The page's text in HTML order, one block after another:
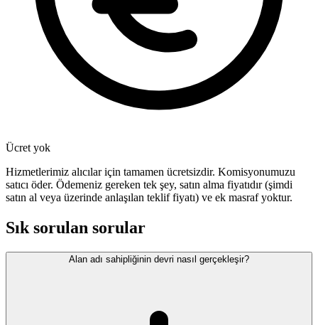
Ücret yok
Hizmetlerimiz alıcılar için tamamen ücretsizdir. Komisyonumuzu
satıcı öder. Ödemeniz gereken tek şey, satın alma fiyatıdır (şimdi
satın al veya üzerinde anlaşılan teklif fiyatı) ve ek masraf yoktur.
Sık sorulan sorular
Alan adı sahipliğinin devri nasıl gerçekleşir?